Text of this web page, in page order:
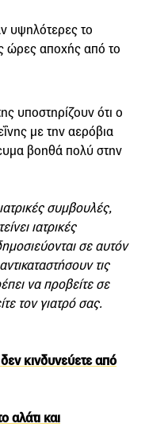
υψηλότερες το
ώρες αποχής από το
υποστηρίζουν ότι ο
με την αερόβια
βοηθά πολύ στην
συμβουλές,
ιατρικές
σε αυτόν
τις
να προβείτε σε
τον γιατρό σας.
κινδυνεύετε από
αλάτι και